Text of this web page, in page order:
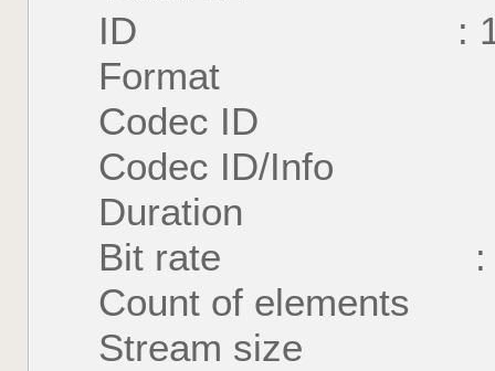
ID :
Format :
Codec ID :
Codec ID/Info :
Duration : 57
Bit rate : 26
Count of
Stream size :